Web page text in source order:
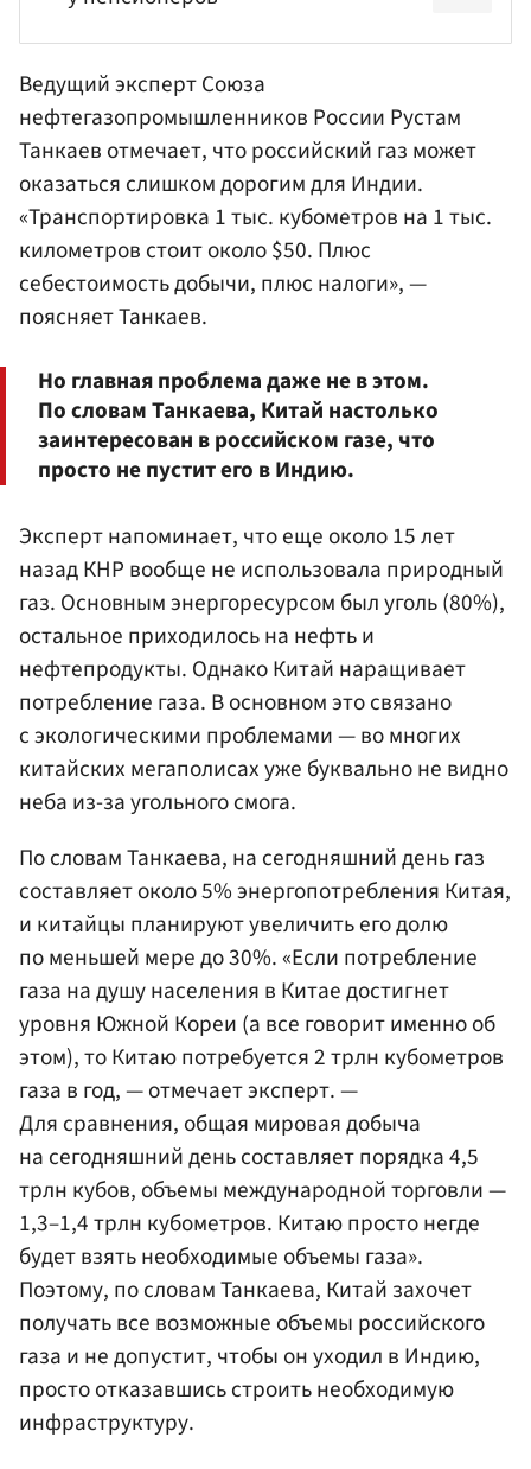
Ведущий эксперт Союза
нефтегазопромышленников России Рустам
Танкаев отмечает, что российский газ может
оказаться слишком дорогим для Индии.
«Транспортировка 1 тыс. кубометров на 1 тыс.
километров стоит около $50. Плюс
себестоимость добычи, плюс налоги», —
поясняет Танкаев.
Но главная проблема даже не в этом.
По словам Танкаева, Китай настолько
заинтересован в российском газе, что
просто не пустит его в Индию.
Эксперт напоминает, что еще около 15 лет
назад КНР вообще не использовала природный
газ. Основным энергоресурсом был уголь (80%),
остальное приходилось на нефть и
нефтепродукты. Однако Китай наращивает
потребление газа. В основном это связано
с экологическими проблемами — во многих
китайских мегаполисах уже буквально не видно
неба из-за угольного смога.
По словам Танкаева, на сегодняшний день газ
составляет около 5% энергопотребления Китая,
и китайцы планируют увеличить его долю
по меньшей мере до 30%. «Если потребление
газа на душу населения в Китае достигнет
уровня Южной Кореи (а все говорит именно об
этом), то Китаю потребуется 2 трлн кубометров
газа в год, — отмечает эксперт. —
Для сравнения, общая мировая добыча
на сегодняшний день составляет порядка 4,5
трлн кубов, объемы международной торговли —
1,3–1,4 трлн кубометров. Китаю просто негде
будет взять необходимые объемы газа».
Поэтому, по словам Танкаева, Китай захочет
получать все возможные объемы российского
газа и не допустит, чтобы он уходил в Индию,
просто отказавшись строить необходимую
инфраструктуру.